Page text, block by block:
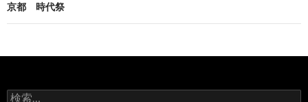
京都 時代祭
検索: